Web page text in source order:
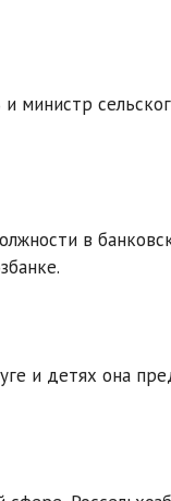
министр
в
и детях она